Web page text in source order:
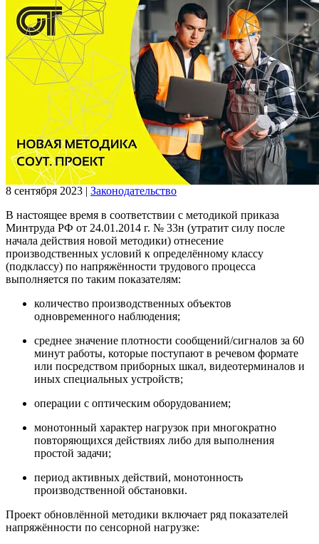
8 сентября 2023 | Законодательство
В настоящее время в соответствии с методикой приказа
Минтруда РФ от 24.01.2014 г. № 33н (утратит силу после
начала действия новой методики) отнесение
производственных условий к определённому классу
(подклассу) по напряжённости трудового процесса
выполняется по таким показателям:
количество производственных объектов
одновременного наблюдения;
среднее значение плотности сообщений/сигналов за 60
минут работы, которые поступают в речевом формате
или посредством приборных шкал, видеотерминалов и
иных специальных устройств;
операции с оптическим оборудованием;
монотонный характер нагрузок при многократно
повторяющихся действиях либо для выполнения
простой задачи;
период активных действий, монотонность
производственной обстановки.
Проект обновлённой методики включает ряд показателей
напряжённости по сенсорной нагрузке: